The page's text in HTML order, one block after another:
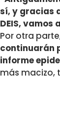
sí, y gracias
DEIS,
Por otra
continuarán
informe
más macizo,